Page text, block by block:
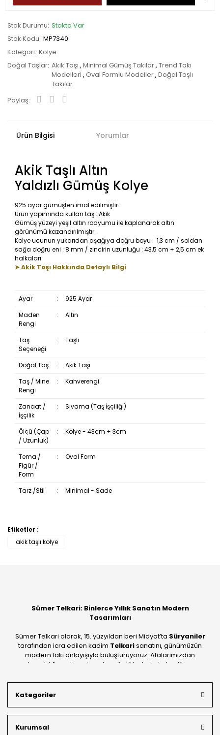
Stok Durumu Stokta Var
Stok Kodu MP7340
Kategori Kolye
Doğal Taşlar Akik Taşı , Minimal Gümüş Takılar, Trend Takı
Modelleri , Oval Formlu Modeller, Doğal Taşlı
Takılar
Paylaş:
Ürün Bilgisi Yorumlar
Akik Taşlı Altın
Yaldızlı Gümüş Kolye
925 ayar gümüşten imal edilmiştir.
Ürün yapımında kullan taş : Akik
Gümüş yüzeyi yeşil altın rodyumu ile kaplanarak altın
görünümü kazandırılmıştır.
Kolye ucunun yukarıdan aşağıya doğru boyu : 1,3 cm / soldan
sağa doğru eni : 8 mm / zincirin uzunluğu : 43,5 cm + 2,5 cm ek
halkaları
➤ Akik Taşı Hakkında Detaylı Bilgi
Ayar :
925 Ayar
Maden
Rengi
: Altın
Taş
Seçeneği
: Taşlı
Doğal Taş :
Akik Taşı
Taş / Mine
Rengi
: Kahverengi
Zanaat /
İşçilik
: Sıvama (Taş İşçiliği)
Ölçü (Çap
/ Uzunluk)
: Kolye - 43cm + 3cm
Tema /
Figür /
Form
: Oval Form
Tarz /Stil : Minimal - Sade
Etiketler :
akik taşlı kolye
Sümer Telkari: Binlerce Yıllık Sanatın Modern
Tasarımları
Sümer Telkari olarak, 15. yüzyıldan beri Midyat’ta Süryaniler
tarafından icra edilen kadim Telkarisanatını, günümüzün
modern takı anlayışıyla buluşturuyoruz. Atalarımızdan
devraldığımız bu mirası; kendi atölyelerimizde, dünya
Mardin’in tarihi dokusunu yansıtan geleneksel işlemeleri, her
bütçeye uygun
müşterilerimizin özel siparişlerini benzersiz bir titizlikle
Kategoriler
Kurumsal